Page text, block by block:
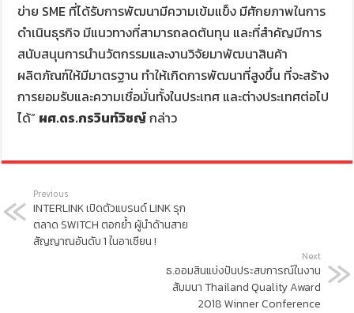
ข่าย SME ที่ได้รับการพัฒนามีความเข้มแข็ง มีศักยภาพในการ
ดำเนินธุรกิจ มีแนวทางที่สามารถลดต้นทุน และที่สำคัญมีการ
สนับสนุนการนำนวัตกรรมและงานวิจัยมาพัฒนาสินค้า
ผลิตภัณฑ์ให้มีมาตรฐาน ทำให้เกิดการพัฒนาที่สูงขึ้น ที่จะสร้าง
การยอมรับและความเชื่อมั่นทั้งในประเทศ และต่างประเทศต่อไป
ได้” ผศ.ดร.กรวินท์วิชญ์กล่าว
Previous
INTERLINK เปิดตัวแบรนด์ LINK รุก
ตลาด SWITCH ตอกย้ำ ผู้นำด้านสาย
สัญญาณอันดับ 1 ในอาเซียน !
Next
ธ.ออมสินแบ่งปันประสบการณ์ในงาน
สัมมนา Thailand Quality Award
2018 Winner Conference